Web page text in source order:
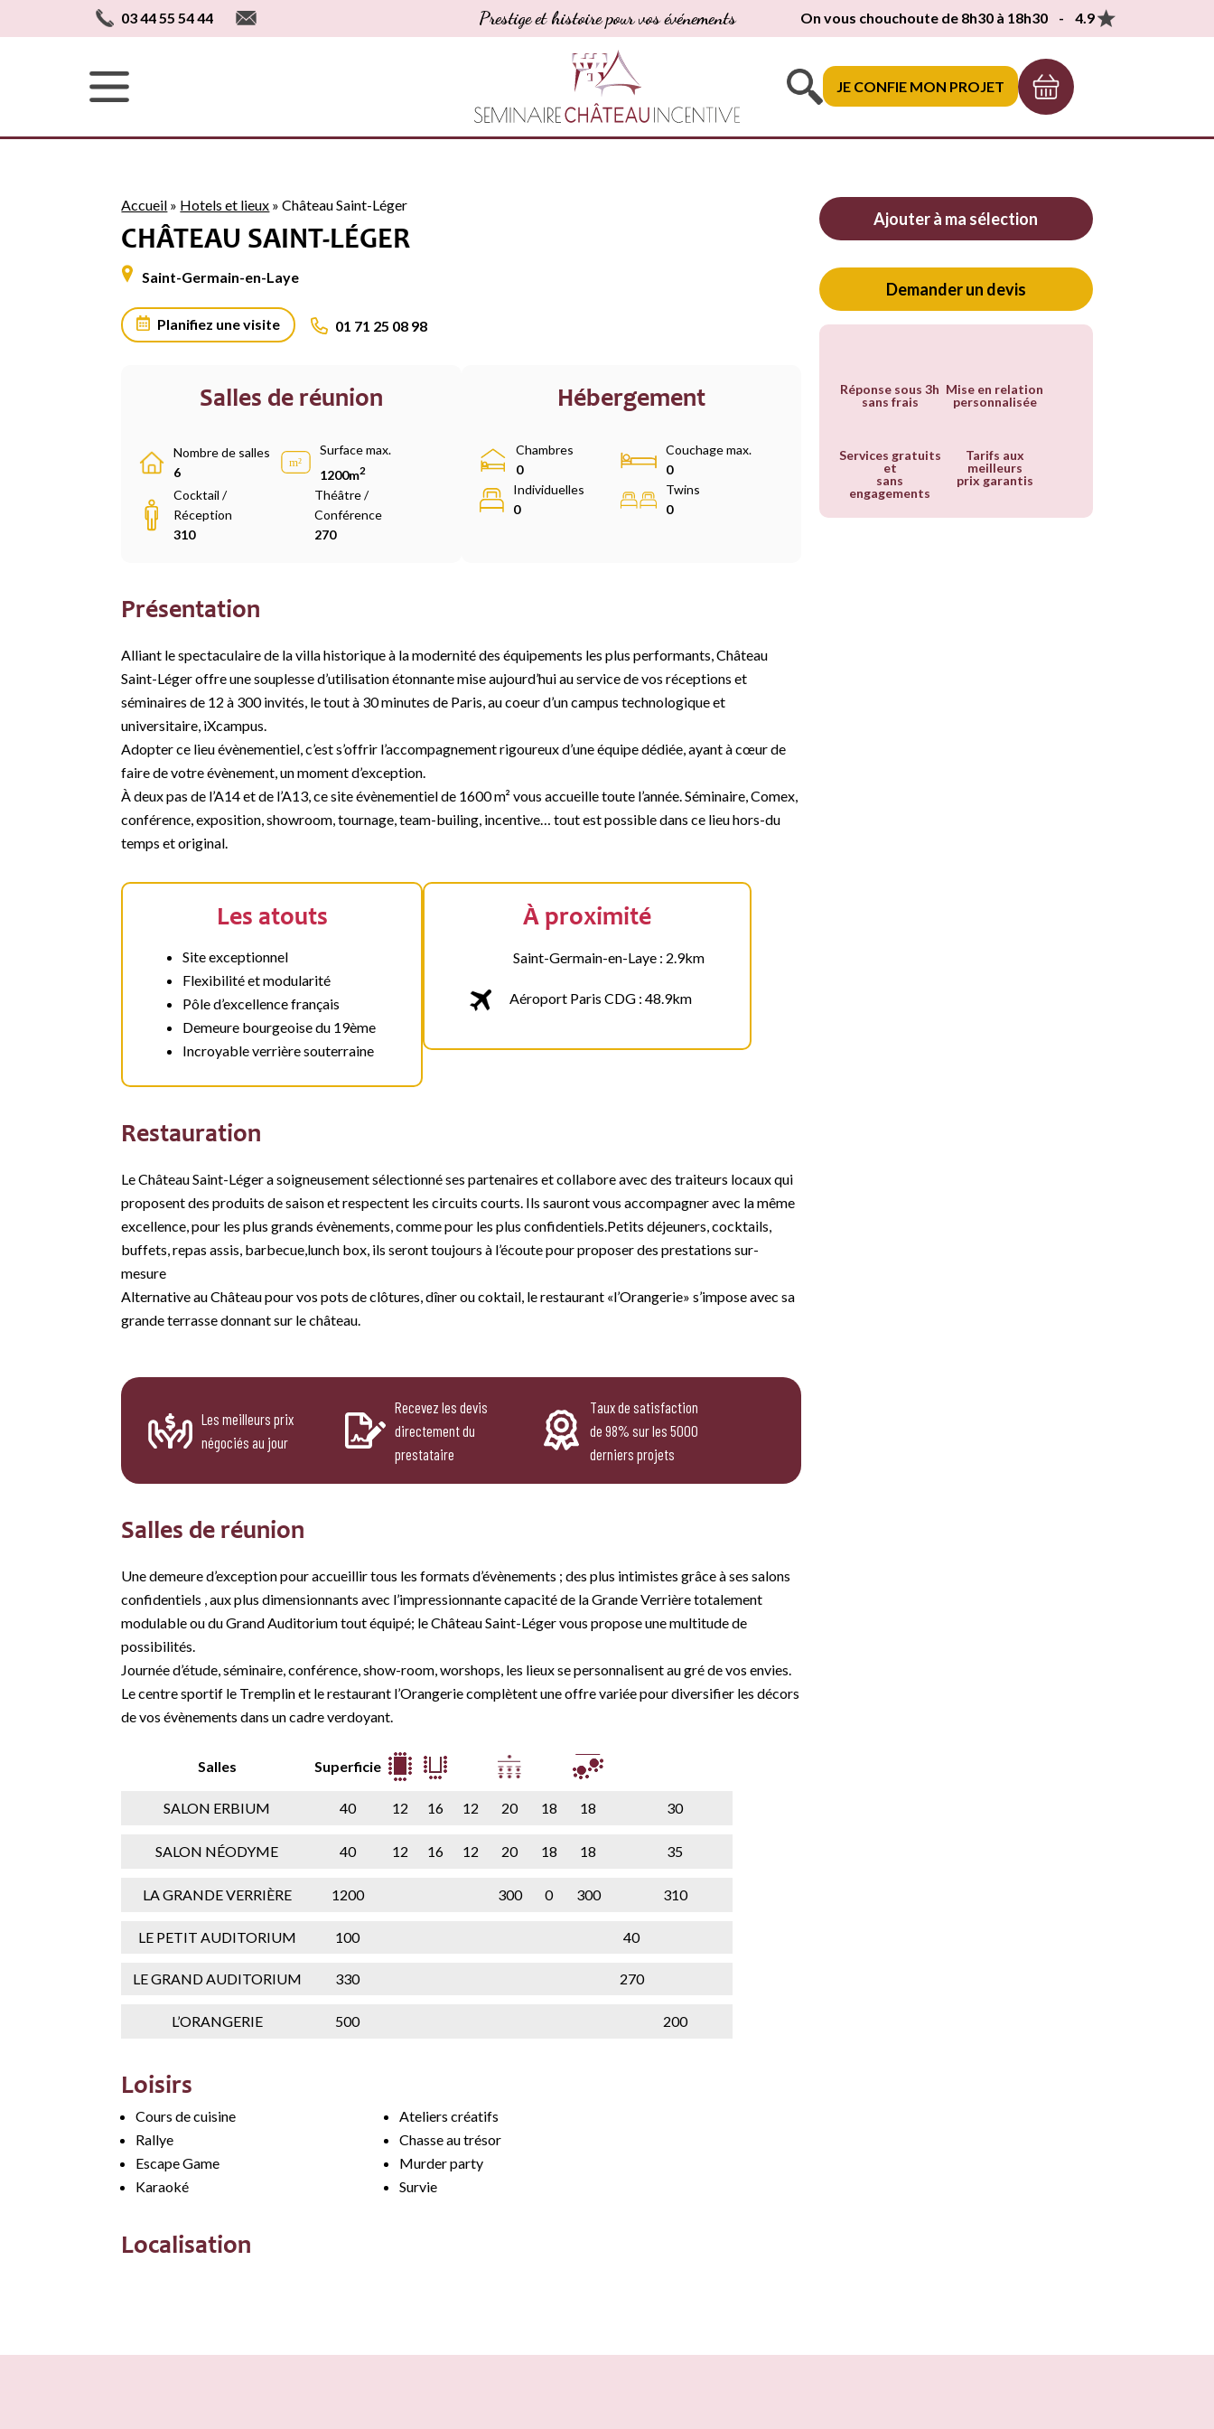
03 44 55 54 44 Prestige et histoire pour vos événements On vous chouchoute de 8h30 à 18h30 - 4.9
JE CONFIE MON PROJET
Accueil » Hotels et lieux »Château Saint-Léger
CHÂTEAU SAINT-LÉGER
Saint-Germain-en-Laye
Planifiez une visite 01 71 25 08 98
Salles de réunion
Nombre de salles
6
Surface max.
1200m2
Cocktail /
Réception
310
Théâtre /
Conférence
270
Hébergement
Chambres
0
Couchage max.
0
Individuelles
0
Twins
0
Présentation
Alliant le spectaculaire de la villa historique à la modernité des équipements les plus performants, Château
Saint-Léger offre une souplesse d’utilisation étonnante mise aujourd’hui au service de vos réceptions et
séminaires de 12 à 300 invités, le tout à 30 minutes de Paris, au coeur d’un campus technologique et
universitaire, iXcampus.
Adopter ce lieu évènementiel, c’est s’offrir l’accompagnement rigoureux d’une équipe dédiée, ayant à cœur de
faire de votre évènement, un moment d’exception.
À deux pas de l’A14 et de l’A13, ce site évènementiel de 1600 m² vous accueille toute l’année. Séminaire, Comex,
conférence, exposition, showroom, tournage, team-builing, incentive… tout est possible dans ce lieu hors-du
temps et original.
Les atouts
Site exceptionnel
Flexibilité et modularité
Pôle d’excellence français
Demeure bourgeoise du 19ème
Incroyable verrière souterraine
À proximité
Saint-Germain-en-Laye : 2.9km
Aéroport Paris CDG : 48.9km
Restauration
Le Château Saint-Léger a soigneusement sélectionné ses partenaires et collabore avec des traiteurs locaux qui
proposent des produits de saison et respectent les circuits courts. Ils sauront vous accompagner avec la même
excellence, pour les plus grands évènements, comme pour les plus confidentiels.Petits déjeuners, cocktails,
buffets, repas assis, barbecue,lunch box, ils seront toujours à l’écoute pour proposer des prestations sur-
mesure
Alternative au Château pour vos pots de clôtures, dîner ou coktail, le restaurant «l’Orangerie» s’impose avec sa
grande terrasse donnant sur le château.
Les meilleurs prix
négociés au jour
Recevez les devis
directement du
prestataire
Taux de satisfaction
de 98% sur les 5000
derniers projets
Salles de réunion
Une demeure d’exception pour accueillir tous les formats d’évènements ; des plus intimistes grâce à ses salons
confidentiels , aux plus dimensionnants avec l’impressionnante capacité de la Grande Verrière totalement
modulable ou du Grand Auditorium tout équipé; le Château Saint-Léger vous propose une multitude de
possibilités.
Journée d’étude, séminaire, conférence, show-room, worshops, les lieux se personnalisent au gré de vos envies.
Le centre sportif le Tremplin et le restaurant l’Orangerie complètent une offre variée pour diversifier les décors
de vos évènements dans un cadre verdoyant.
Salles Superficie
SALON ERBIUM 40 12 16 12 20 18 18 30
SALON NÉODYME 40 12 16 12 20 18 18 35
LA GRANDE VERRIÈRE 1200 300 0 300 310
LE PETIT AUDITORIUM 100 40
LE GRAND AUDITORIUM 330 270
L’ORANGERIE 500 200
Loisirs
Cours de cuisine
Ateliers créatifs
Rallye
Chasse au trésor
Escape Game
Murder party
Karaoké
Survie
Localisation
Ajouter à ma sélection
Demander un devis
Réponse sous 3h
sans frais
Mise en relation
personnalisée
Services gratuits
et
sans
engagements
Tarifs aux
meilleurs
prix garantis